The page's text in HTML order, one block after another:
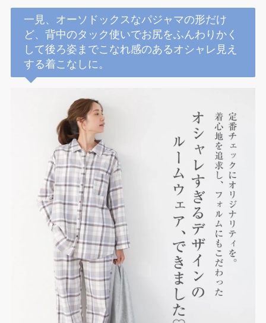
一見、オーソドックスなパジャマの形だけ
ど、背中のタック使いでお尻をふんわりかく
して後ろ姿までこなれ感のあるオシャレ見え
する着こなしに。